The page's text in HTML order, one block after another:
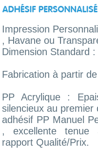
Impression
, Havane ou
Dimension Standard
Fabrication à partir
PP Acrylique :
silencieux au premier
adhésif PP Manuel
, excellente tenue
rapport Qualité/Prix.